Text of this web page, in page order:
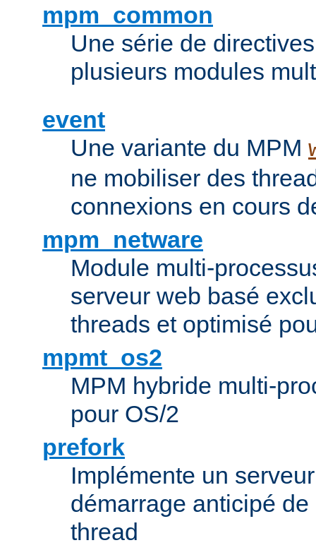
mpm_common
Une série de
plusieurs modules
event
Une variante du MPM
ne mobiliser des
connexions en cours
mpm_netware
Module multi-
serveur web basé
threads et optimisé
mpmt_os2
MPM hybride multi-
pour OS/2
prefork
Implémente un
démarrage anticipé
thread